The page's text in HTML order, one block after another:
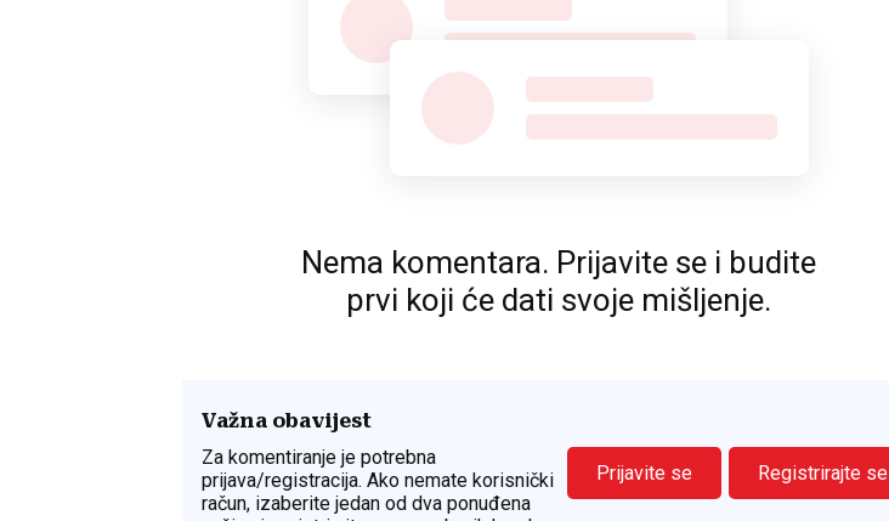
Nema komentara. Prijavite se i budite
prvi koji će dati svoje mišljenje.
Važna obavijest
Za komentiranje je potrebna
prijava/registracija. Ako nemate korisnički
račun, izaberite jedan od dva ponuđena
Prijavite se Registrirajte se